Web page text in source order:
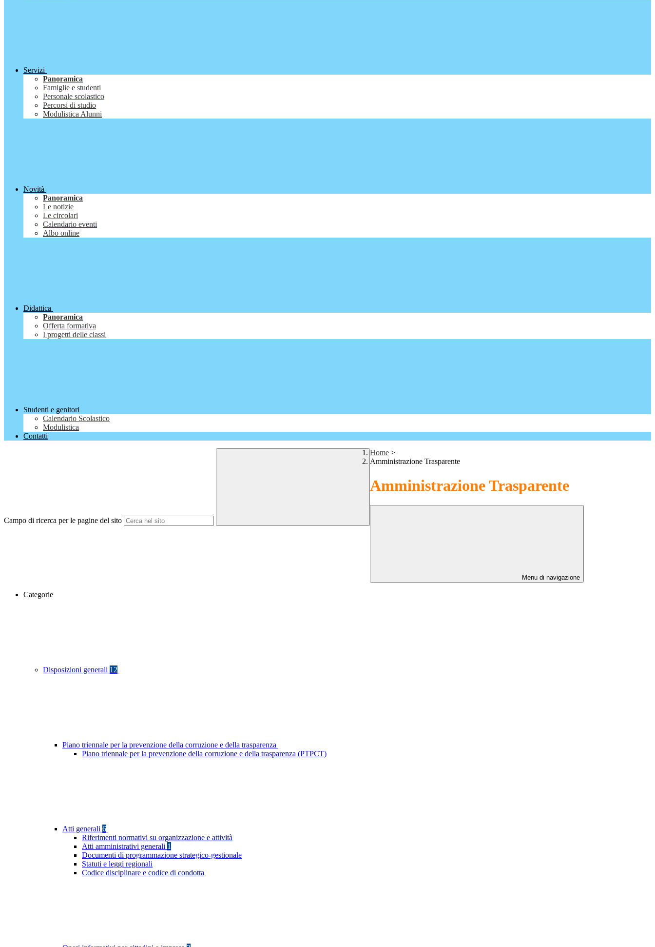
Servizi
Panoramica
Famiglie e studenti
Personale scolastico
Percorsi di studio
Modulistica Alunni
Novità
Panoramica
Le notizie
Le circolari
Calendario eventi
Albo online
Didattica
Panoramica
Offerta formativa
I progetti delle classi
Studenti e genitori
Calendario Scolastico
Modulistica
Contatti
Campo di ricerca per le pagine del sito
Home >
Amministrazione Trasparente
Amministrazione Trasparente
Menu di navigazione
Categorie
Disposizioni generali 12
Piano triennale per la prevenzione della corruzione e della trasparenza
Piano triennale per la prevenzione della corruzione e della trasparenza (PTPCT)
Atti generali 6
Riferimenti normativi su organizzazione e attività
Atti amministrativi generali 1
Documenti di programmazione strategico-gestionale
Statuti e leggi regionali
Codice disciplinare e codice di condotta